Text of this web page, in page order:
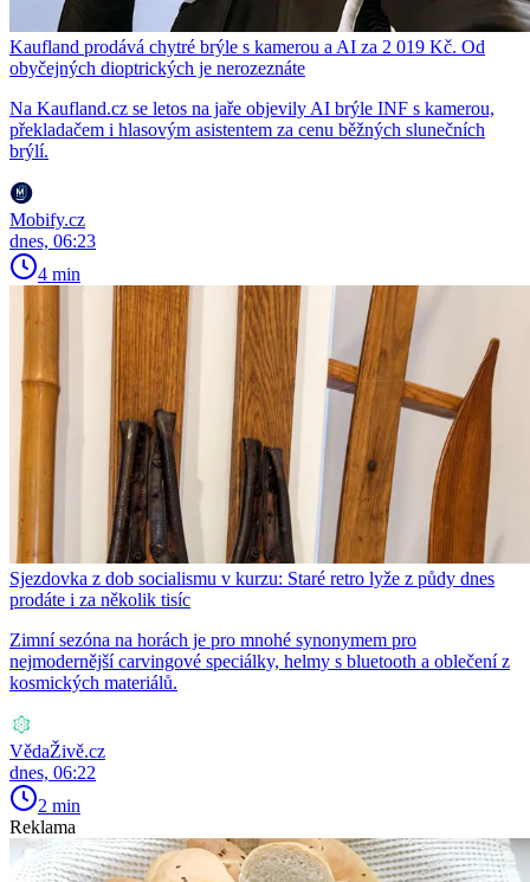
Kaufland prodává chytré brýle s kamerou a AI za 2 019 Kč. Od
obyčejných dioptrických je nerozeznáte
Na Kaufland.cz se letos na jaře objevily AI brýle INF s kamerou,
překladačem i hlasovým asistentem za cenu běžných slunečních
brýlí.
Mobify.cz
dnes, 06:23
4 min
Sjezdovka z dob socialismu v kurzu: Staré retro lyže z půdy dnes
prodáte i za několik tisíc
Zimní sezóna na horách je pro mnohé synonymem pro
nejmodernější carvingové speciálky, helmy s bluetooth a oblečení z
kosmických materiálů.
VědaŽivě.cz
dnes, 06:22
2 min
Reklama